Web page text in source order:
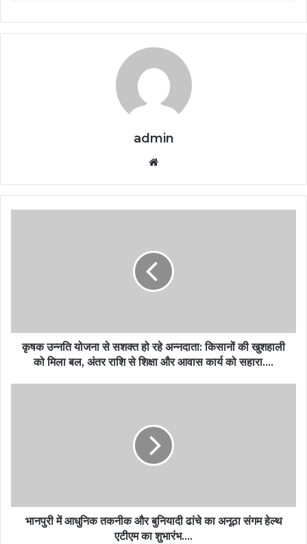
admin
कृषक उन्नति योजना से सशक्त हो रहे अन्नदाता: किसानों की खुशहाली
को मिला बल, अंतर राशि से शिक्षा और आवास कार्य को सहारा….
भानपुरी में आधुनिक तकनीक और बुनियादी ढांचे का अनूठा संगम हेल्थ
एटीएम का शुभारंभ….